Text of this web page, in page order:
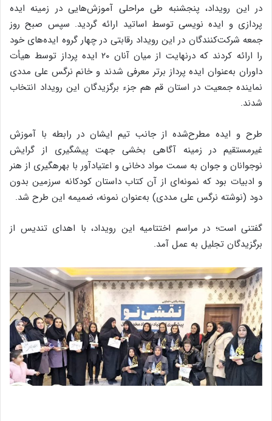
در این رویداد، پنجشنبه طی مراحلی آموزش‌هایی در زمینه ایده
پردازی و ایده نویسی توسط اساتید ارائه گردید. سپس صبح روز
جمعه شرکت‌کنندگان در این رویداد رقابتی در چهار گروه ایده‌های خود
را ارائه کردند که درنهایت از میان آنان ۲۰ ایده پرداز توسط هیأت
داوران به‌عنوان ایده پرداز برتر معرفی شدند و خانم نرگس علی مددی
نماینده جمعیت در استان قم هم جزء برگزیدگان این رویداد انتخاب
شدند.
طرح و ایده مطرح‌شده از جانب تیم ایشان در رابطه با آموزش
غیرمستقیم در زمینه آگاهی بخشی جهت پیشگیری از گرایش
نوجوانان و جوان به سمت مواد دخانی و اعتیادآور با بهره­گیری از هنر
و ادبیات بود که نمونه‌ای از آن کتاب داستان کودکانه سرزمین بدون
دود (نوشته نرگس علی مددی) به‌عنوان نمونه، ضمیمه این طرح شد.
گفتنی است؛ در مراسم اختتامیه این رویداد، با اهدای تندیس از
برگزیدگان تجلیل به عمل آمد.